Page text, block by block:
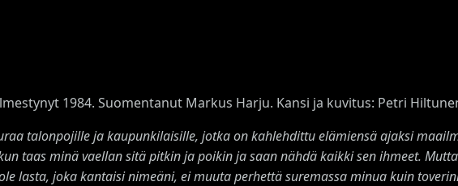
1984. Suomentanut Markus Harju. Kansi ja kuvitus: Petri
talonpojille ja kaupunkilaisille, jotka on kahlehdittu elämiensäajaksi
taas minä vaellan sitäpitkin ja poikin ja saan nähdä kaikki sen ihmeet.
lasta, joka kantaisi nimeäni, ei muuta perhettäsuremassa minua kuin